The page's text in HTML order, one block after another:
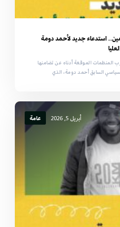
استدعاء جديد لأحمد دومة
5 أبريل 2026 تُعرب المنظمات الموقعة أدناه عن تضامنها
السابق أحمد دومة، الذي
أبريل 5, 2026 عامة